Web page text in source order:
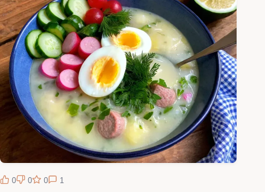
0 0 0 1